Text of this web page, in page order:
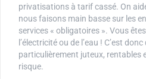
privatisations à tarif cassé. On
nous faisons main basse sur les
services « obligatoires ». Vous
l’électricité ou de l’eau ! C’est
particulièrement juteux, rentables
risque.